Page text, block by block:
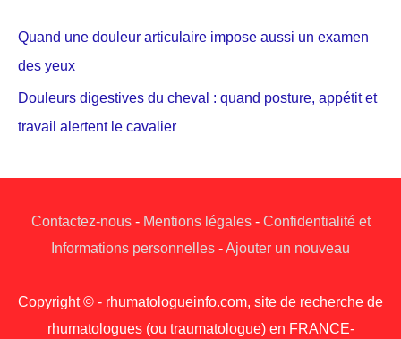
Quand une douleur articulaire impose aussi un examen
des yeux
Douleurs digestives du cheval : quand posture, appétit et
travail alertent le cavalier
Contactez-nous- Mentions légales- Confidentialité et
Informations personnelles -Ajouter un nouveau
Copyright © - rhumatologueinfo.com, site de recherche de
rhumatologues (ou traumatologue) en FRANCE-